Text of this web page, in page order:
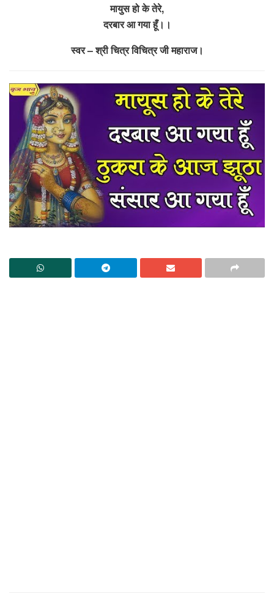
मायुस हो के तेरे,
दरबार आ गया हूँ।।
स्वर – श्री चित्र विचित्र जी महाराज।